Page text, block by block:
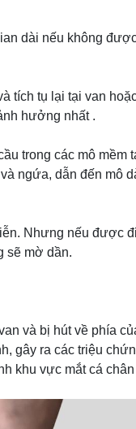
dài nếu không
tích tụ lại tại van
hưởng nhất .
trong các mô mềm
ngứa, dẫn đến mô
Nhưng nếu được
sẽ mờ dần.
và bị hút về phía
gây ra các triệu
khu vực mắt cá